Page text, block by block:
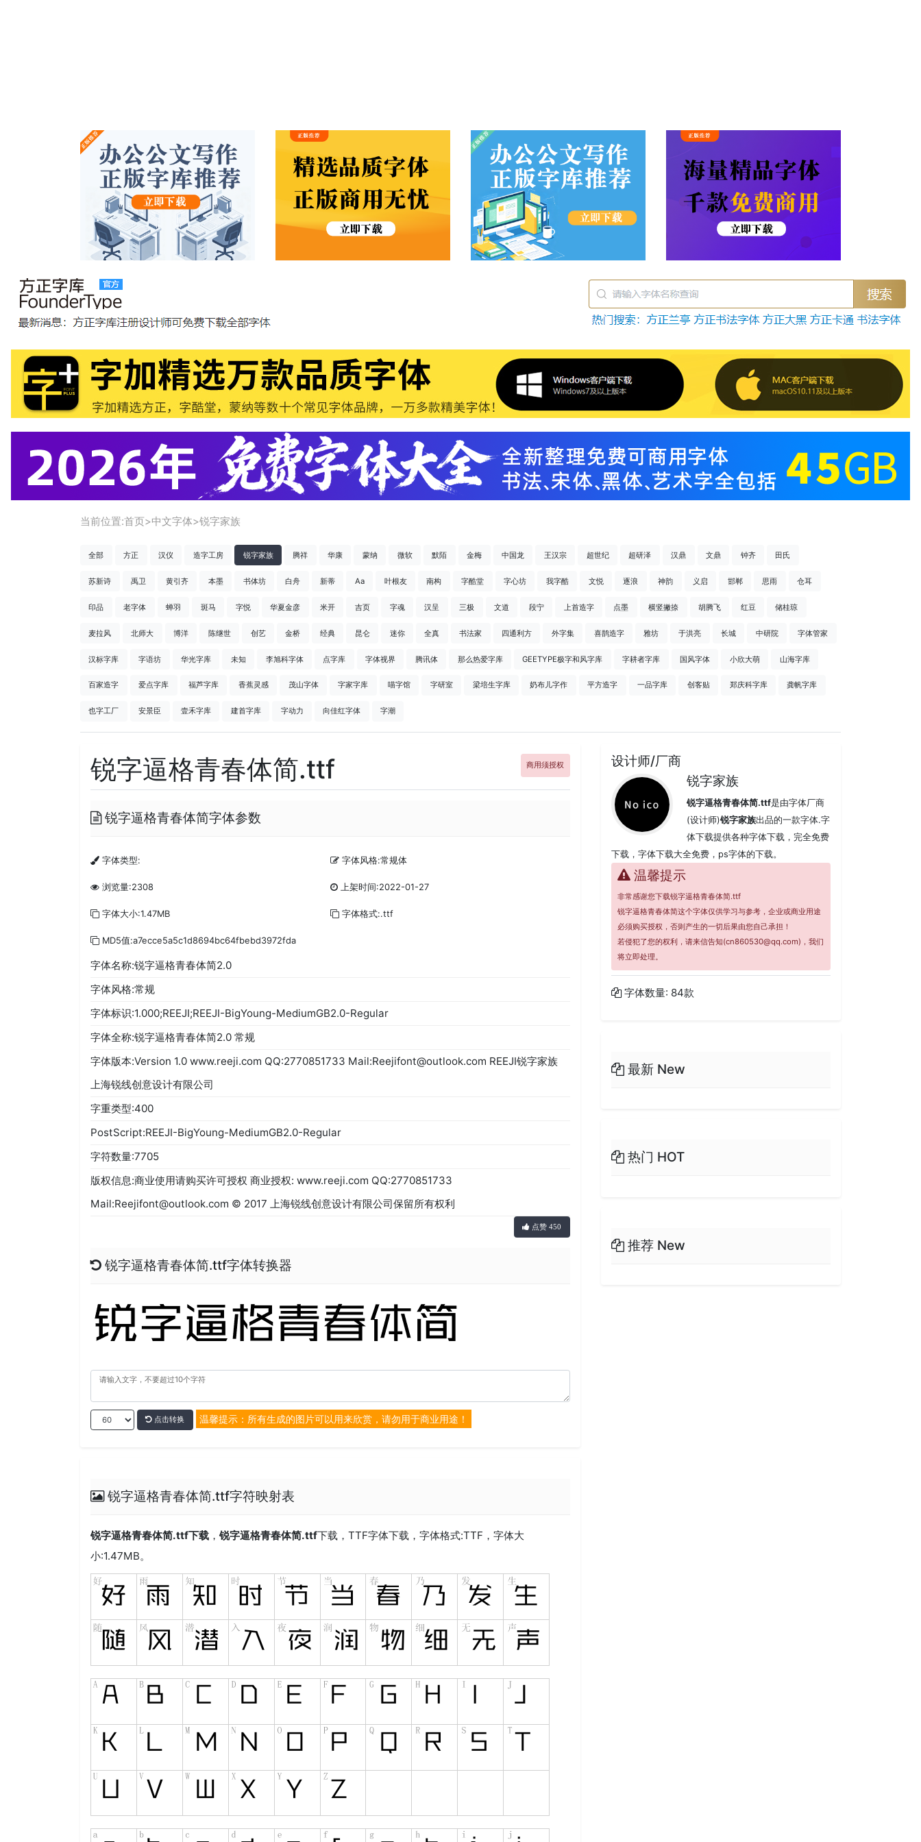
当前位置:首页>中文字体>锐字家族
全部 方正 汉仪 造字工房 锐字家族 腾祥 华康 蒙纳 微软 默陌 金梅 中国龙 王汉宗 超世纪 超研泽 汉鼎 文鼎 钟齐 田氏
苏新诗 禹卫 黄引齐 本墨 书体坊 白舟 新蒂 Aa 叶根友 南构 字酷堂 字心坊 我字酷 文悦 逐浪 神韵 义启 邯郸 思雨 仓耳
印品 老字体 蝉羽 斑马 字悦 华夏金彦 米开 吉页 字魂 汉呈 三极 文道 段宁 上首造字 点墨 横竖撇捺 胡腾飞 红豆 储桂琼
麦拉风 北师大 博洋 陈继世 创艺 金桥 经典 昆仑 迷你 全真 书法家 四通利方 外字集 喜鹊造字 雅坊 于洪亮 长城 中研院 字体管家
汉标字库 字语坊 华光字库 未知 李旭科字体 点字库 字体视界 腾讯体 那么热爱字库 GEETYPE极字和风字库 字耕者字库 国风字体 小欣大萌 山海字库
百家造字 爱点字库 福芦字库 香蕉灵感 茂山字体 字家字库 喵字馆 字研室 梁培生字库 奶布儿字作 平方造字 一品字库 创客贴 郑庆科字库 龚帆字库
也字工厂 安景臣 壹禾字库 建首字库 字动力 向佳红字体 字潮
锐字逼格青春体简.ttf 商用须授权
锐字逼格青春体简字体参数
字体类型: 字体风格:常规体
浏览量:2308 上架时间:2022-01-27
字体大小:1.47MB 字体格式:.ttf
MD5值:a7ecce5a5c1d8694bc64fbebd3972fda
字体名称:锐字逼格青春体简2.0
字体风格:常规
字体标识:1.000;REEJI;REEJI-BigYoung-MediumGB2.0-Regular
字体全称:锐字逼格青春体简2.0 常规
字体版本:Version 1.0 www.reeji.com QQ:2770851733 Mail:Reejifont@outlook.com REEJI锐字家族
上海锐线创意设计有限公司
字重类型:400
PostScript:REEJI-BigYoung-MediumGB2.0-Regular
字符数量:7705
版权信息:商业使用请购买许可授权 商业授权: www.reeji.com QQ:2770851733
Mail:Reejifont@outlook.com © 2017 上海锐线创意设计有限公司保留所有权利
点赞 450
锐字逼格青春体简.ttf字体转换器
点击转换 温馨提示：所有生成的图片可以用来欣赏，请勿用于商业用途！
锐字逼格青春体简.ttf字符映射表
锐字逼格青春体简.ttf下载 ，锐字逼格青春体简.ttf下载，TTF字体下载，字体格式:TTF ，字体大
小:1.47MB。
设计师/厂商
锐字家族
锐字逼格青春体简.ttf是由字体厂商
(设计师)锐字家族出品的一款字体.字
体下载提供各种字体下载，完全免费
下载，字体下载大全免费，ps字体的下载。
温馨提示
非常感谢您下载锐字逼格青春体简.ttf
锐字逼格青春体简这个字体仅供学习与参考，企业或商业用途
必须购买授权，否则产生的一切后果由您自己承担！
若侵犯了您的权利，请来信告知(cn860530@qq.com)，我们
将立即处理。
字体数量: 84款
最新 New
热门 HOT
推荐 New